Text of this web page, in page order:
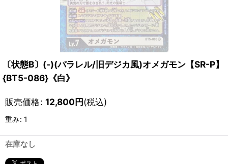
〔状態B〕(-)(パラレル/旧デジカ風)オメガモン【SR-P】
{BT5-086}《白》
販売価格: 12,800円(税込)
重み: 1
在庫なし